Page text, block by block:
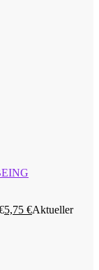
5,75 €Aktueller